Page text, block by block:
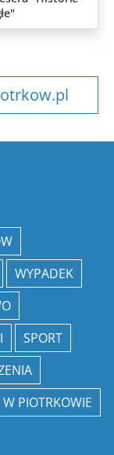
WYPADEK
SPORT
PIOTRKOWIE